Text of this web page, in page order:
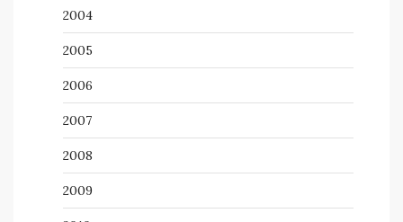
2004
2005
2006
2007
2008
2009